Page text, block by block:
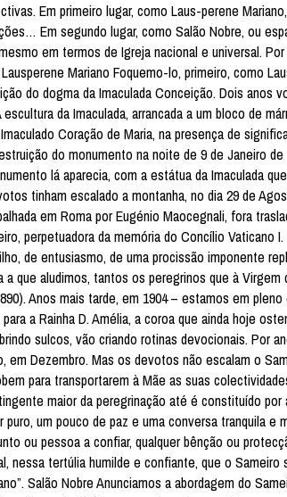
Em primeiro lugar, como Laus-perene
Em segundo lugar, como Salão Nobre, ou
em termos de Igreja nacional e universal.
Mariano Foquemo-lo, primeiro, como
do dogma da Imaculada Conceição. Dois anos
da Imaculada, arrancada a um bloco de
Coração de Maria, na presença de
do monumento na noite de 9 de Janeiro de
lá aparecia, com a estátua da Imaculada
tinham escalado a montanha, no dia 29 de
em Roma por Eugénio Maocegnali, fora
perpetuadora da memória do Concílio Vaticano
de entusiasmo, de uma procissão imponente
que aludimos, tantos os peregrinos que à Virgem
Anos mais tarde, em 1904 – estamos em
a Rainha D. Amélia, a coroa que ainda hoje
sulcos, vão criando rotinas devocionais. Por
Dezembro. Mas os devotos não escalam o
para transportarem à Mãe as suas
maior da peregrinação até é constituído por
um pouco de paz e uma conversa tranquila e
ou pessoa a confiar, qualquer bênção ou
tertúlia humilde e confiante, que o Sameiro
Salão Nobre Anunciamos a abordagem do